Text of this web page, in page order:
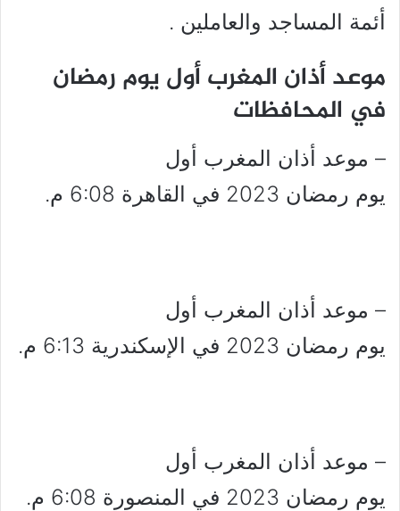
أئمة المساجد والعاملين .
موعد أذان المغرب أول يوم رمضان
في المحافظات
– موعد أذان المغرب أول
يوم رمضان 2023 في القاهرة 6:08 م.
– موعد أذان المغرب أول
يوم رمضان 2023 في الإسكندرية 6:13 م.
– موعد أذان المغرب أول
يوم رمضان 2023 في المنصورة 6:08 م.